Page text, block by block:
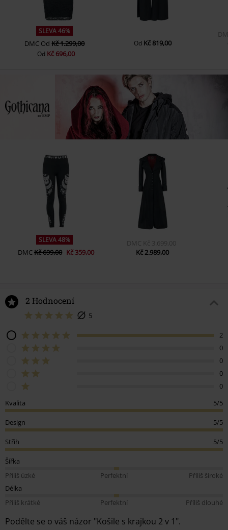
SLEVA 46%
DMC OdKč 1.299,00
Od Kč 696,00
Od Kč 819,00
SLEVA 48%
DMCKč 699,00 Kč 359,00
DMC Kč 3.699,00
Kč 2.989,00
2 Hodnocení
5
2
0
0
0
0
Kvalita
5/5
Design 5/5
Střih 5/5
Šířka
Příliš úzké
Perfektní
Příliš široké
Délka
Příliš krátké
Perfektní Příliš dlouhé
Podělte se o váš názor "Košile s krajkou 2 v 1".